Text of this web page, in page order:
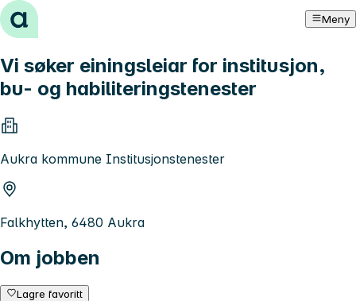
Hopp til innhold Meny
Vi søker einingsleiar for institusjon,
bu- og habiliteringstenester
Aukra kommune Institusjonstenester
Falkhytten, 6480 Aukra
Om jobben
Lagre favoritt